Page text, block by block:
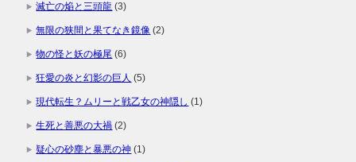
滅亡の焔と三頭龍 (3)
無限の狭間と果てなき鏡像 (2)
物の怪と妖の極尾 (6)
狂愛の炎と幻影の巨人 (5)
現代転生？ムリーと戦乙女の神隠し (1)
生死と善悪の大禍 (2)
疑心の砂塵と暴悪の神 (1)